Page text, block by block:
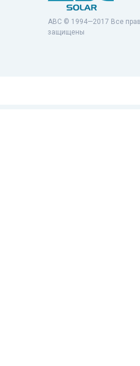
ABC © 1994—2017 Все
защищены